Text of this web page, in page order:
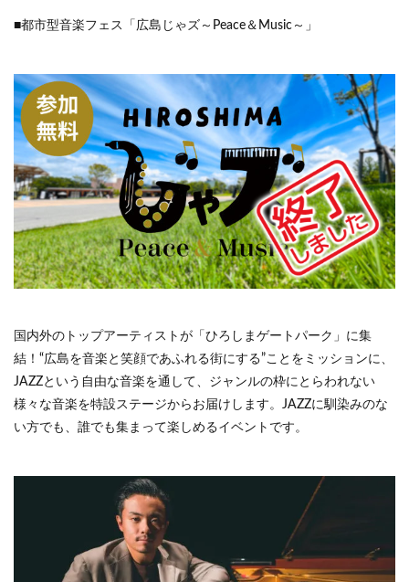
■都市型音楽フェス「広島じゃズ～Peace＆Music～」
国内外のトップアーティストが「ひろしまゲートパーク」に集
結！“広島を音楽と笑顔であふれる街にする”ことをミッションに、
JAZZという自由な音楽を通して、ジャンルの枠にとらわれない
様々な音楽を特設ステージからお届けします。JAZZに馴染みのな
い方でも、誰でも集まって楽しめるイベントです。